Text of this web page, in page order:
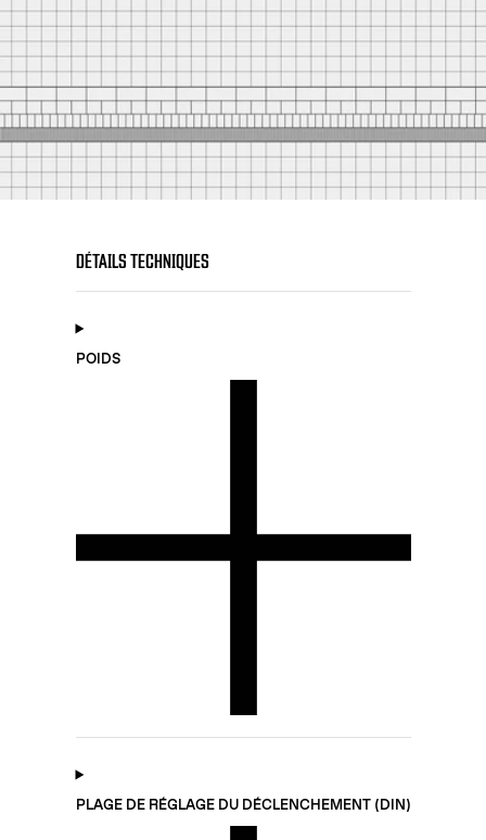
DÉTAILS TECHNIQUES
POIDS
PLAGE DE RÉGLAGE DU DÉCLENCHEMENT (DIN)